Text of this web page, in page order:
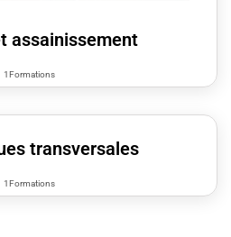
assainissement
1Formations
transversales
1Formations